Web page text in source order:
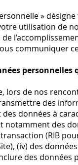
»
utilisation de
communiquer
personnelles
lors de nos
des
données à
notamment des
(RIB
(iv) des
des données